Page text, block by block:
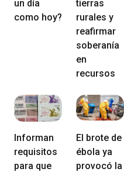
un día
como hoy?
tierras
rurales y
reafirmar
soberanía
en
recursos
Informan
requisitos
para que
El brote de
ébola ya
provocó la